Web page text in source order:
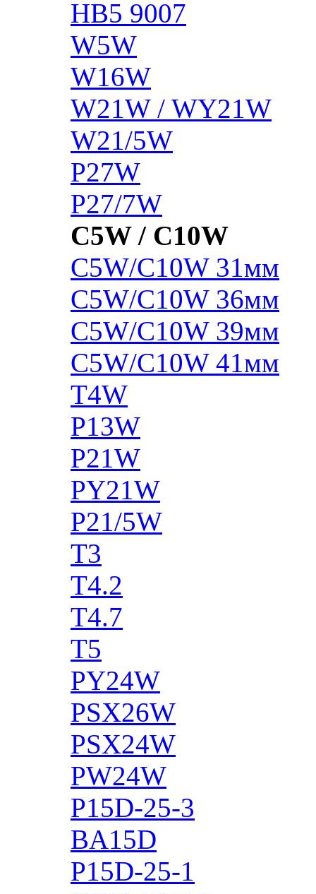
HB5 9007
W5W
W16W
W21W / WY21W
W21/5W
P27W
P27/7W
C5W / C10W
C5W/C10W 31мм
C5W/C10W 36мм
C5W/C10W 39мм
C5W/C10W 41мм
T4W
P13W
P21W
PY21W
P21/5W
T3
T4.2
T4.7
T5
PY24W
PSX26W
PSX24W
PW24W
P15D-25-3
BA15D
P15D-25-1